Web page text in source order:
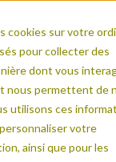
cookies sur votre
pour collecter des
dont vous
nous permettent de
utilisons ces
votre
ainsi que pour les